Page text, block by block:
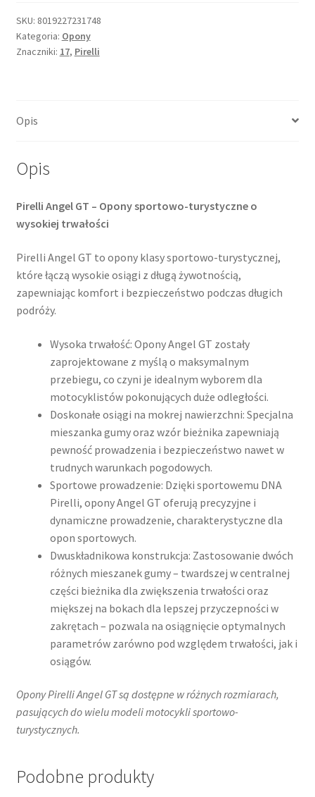
160/60
ZR
17
SKU: 8019227231748
Kategoria: Opony
Znaczniki: 17, Pirelli
Opis
Opis
Pirelli Angel GT – Opony sportowo-turystyczne o
wysokiej trwałości
Pirelli Angel GT to opony klasy sportowo-turystycznej,
które łączą wysokie osiągi z długą żywotnością,
zapewniając komfort i bezpieczeństwo podczas długich
podróży.
Wysoka trwałość: Opony Angel GT zostały
zaprojektowane z myślą o maksymalnym
przebiegu, co czyni je idealnym wyborem dla
motocyklistów pokonujących duże odległości.
Doskonałe osiągi na mokrej nawierzchni: Specjalna
mieszanka gumy oraz wzór bieżnika zapewniają
pewność prowadzenia i bezpieczeństwo nawet w
trudnych warunkach pogodowych.
Sportowe prowadzenie: Dzięki sportowemu DNA
Pirelli, opony Angel GT oferują precyzyjne i
dynamiczne prowadzenie, charakterystyczne dla
opon sportowych.
Dwuskładnikowa konstrukcja: Zastosowanie dwóch
różnych mieszanek gumy – twardszej w centralnej
części bieżnika dla zwiększenia trwałości oraz
miększej na bokach dla lepszej przyczepności w
zakrętach – pozwala na osiągnięcie optymalnych
parametrów zarówno pod względem trwałości, jak i
osiągów.
Opony Pirelli Angel GT są dostępne w różnych rozmiarach,
pasujących do wielu modeli motocykli sportowo-
turystycznych.
Podobne produkty